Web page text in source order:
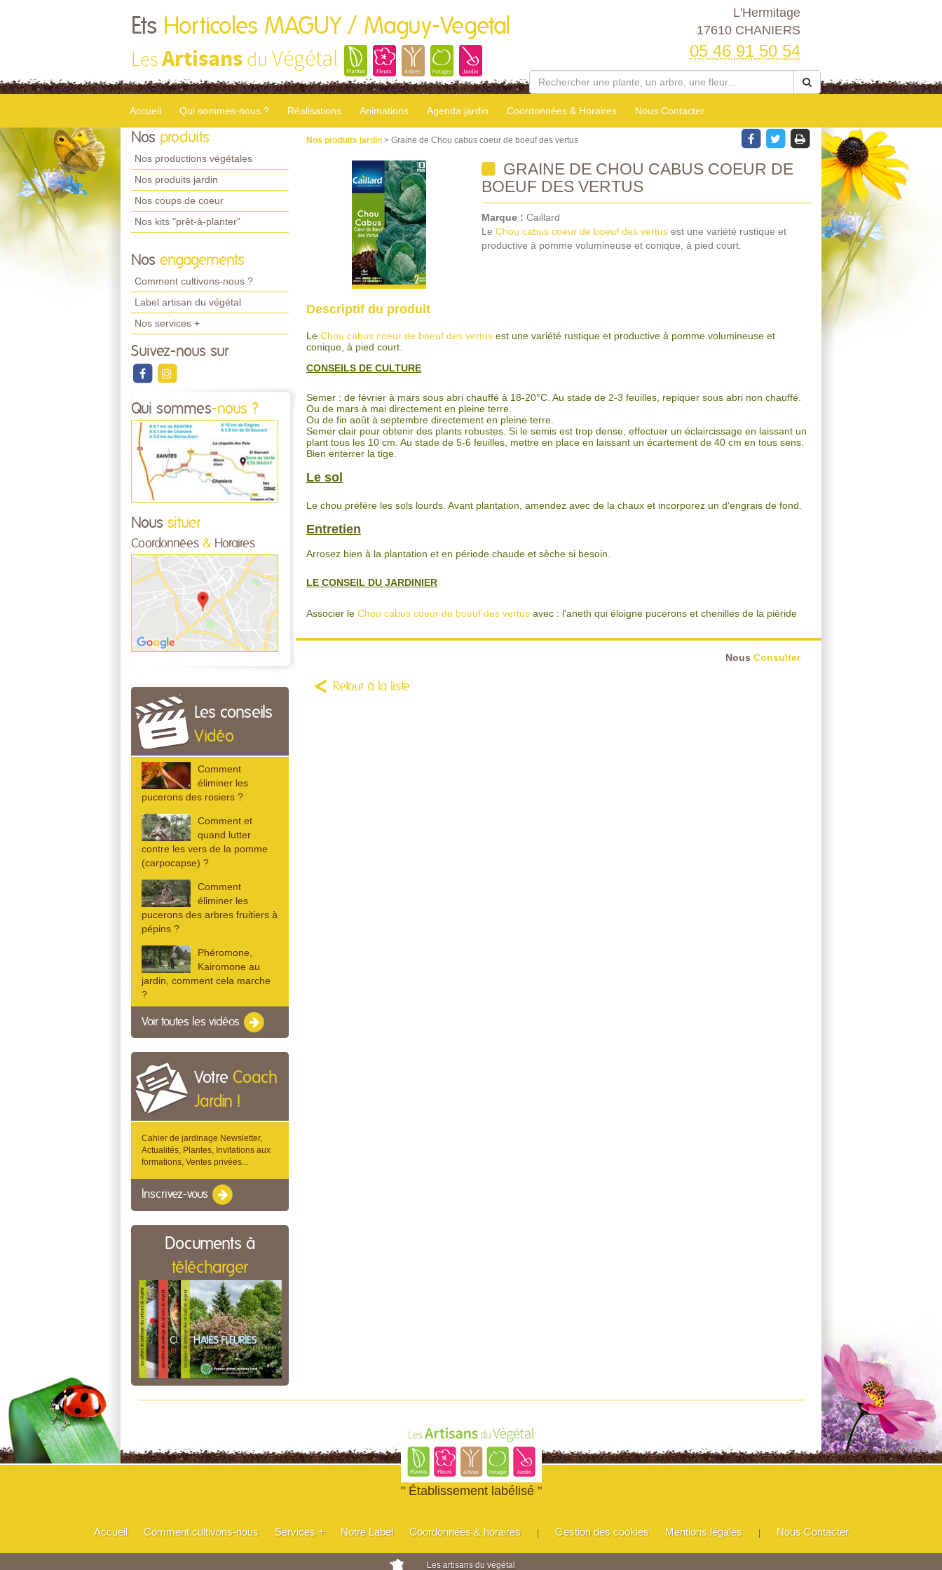
Ets Horticoles MAGUY / Maguy-Vegetal
LesArtisans du Végétal
L'Hermitage
17610 CHANIERS
05 46 91 50 54
Accueil Qui sommes-nous ? Réalisations Animations Agenda jardin Coordonnées & Horaires Nous Contacter
Nos produits
Nos productions végétales
Nos produits jardin
Nos coups de coeur
Nos kits "prêt-à-planter"
Nos engagements
Comment cultivons-nous ?
Label artisan du végétal
Nos services +
Suivez-nous sur
Qui sommes-nous ?
Nous situer
Coordonnées & Horaires
Les conseils
Vidéo
Comment
éliminer les
pucerons des rosiers ?
Comment et
quand lutter
contre les vers de la pomme
(carpocapse) ?
Comment
éliminer les
pucerons des arbres fruitiers à
pépins ?
Phéromone,
Kairomone au
jardin, comment cela marche
?
Voir toutes les vidéos
Votre Coach
Jardin !
Cahier de jardinage Newsletter,
Actualités, Plantes, Invitations aux
formations, Ventes privées...
Inscrivez-vous
Documents à
télécharger
Nos produits jardin > Graine de Chou cabus coeur de boeuf des vertus
GRAINE DE CHOU CABUS COEUR DE
BOEUF DES VERTUS
Marque : Caillard
Le Chou cabus coeur de boeuf des vertus est une variété rustique et
productive à pomme volumineuse et conique, à pied court.
Descriptif du produit
Le Chou cabus coeur de boeuf des vertus est une variété rustique et productive à pomme volumineuse et
conique, à pied court.
CONSEILS DE CULTURE
Semer : de février à mars sous abri chauffé à 18-20°C. Au stade de 2-3 feuilles, repiquer sous abri non chauffé.
Ou de mars à mai directement en pleine terre.
Ou de fin août à septembre directement en pleine terre.
Semer clair pour obtenir des plants robustes. Si le semis est trop dense, effectuer un éclaircissage en laissant un
plant tous les 10 cm. Au stade de 5-6 feuilles, mettre en place en laissant un écartement de 40 cm en tous sens.
Bien enterrer la tige.
Le sol
Le chou préfère les sols lourds. Avant plantation, amendez avec de la chaux et incorporez un d'engrais de fond.
Entretien
Arrosez bien à la plantation et en période chaude et sèche si besoin.
LE CONSEIL DU JARDINIER
Associer le Chou cabus coeur de boeuf des vertus avec : l'aneth qui éloigne pucerons et chenilles de la piéride
Nous Consulter
Retour à la liste
" Établissement labélisé "
Accueil Comment cultivons-nous Services + Notre Label Coordonnées & horaires Gestion des cookies Mentions légales Nous Contacter
Les artisans du végétal